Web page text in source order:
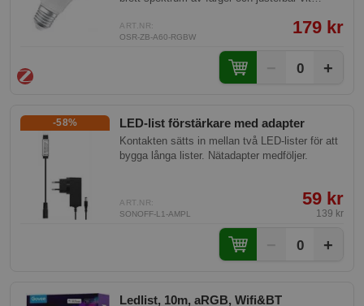
Denna smarta lampa passar perfekt för både
hem och hotellmiljöer.
ART.NR:
OSR-ZB-A60-RGBW
179 kr
0 +
LED-list förstärkare med adapter
-58%
Kontakten sätts in mellan två LED-lister för att
bygga långa lister. Nätadapter medföljer.
ART.NR:
SONOFF-L1-AMPL
59 kr
139 kr
0 +
Ledlist, 10m, aRGB, Wifi&BT